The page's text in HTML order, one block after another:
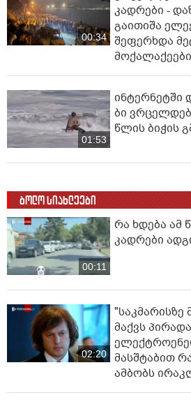
00:34
კადრები -
გაითიშა
შეფერხდა
01:53
ბი
წლის ბიჭის
ბოლო სიახლეები
00:11
რა ხდება ამ
კადრები
02:20
"საკმარისზე
მაქვს
მასშტაბით
ამბობს